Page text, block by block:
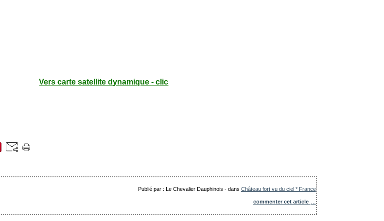
Vers carte satellite dynamique - clic
Publié par : Le Chevalier Dauphinois -dans Château fort vu du ciel * France
commenter cet article